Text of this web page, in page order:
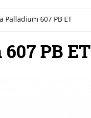
Palladium 607 PB ET
PB ET